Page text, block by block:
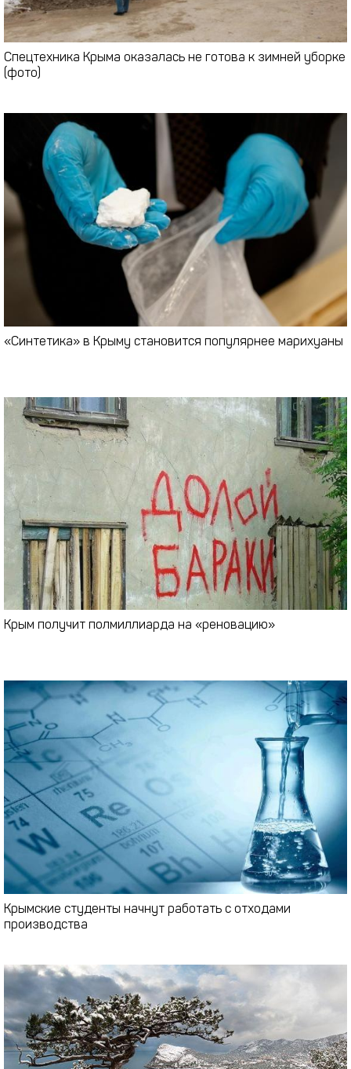
Спецтехника Крыма оказалась не готова к зимней уборке
(фото)
«Синтетика» в Крыму становится популярнее марихуаны
Крым получит полмиллиарда на «реновацию»
Крымские студенты начнут работать с отходами
производства